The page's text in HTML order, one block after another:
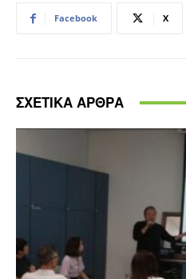
Facebook X
ΣΧΕΤΙΚΑ ΑΡΘΡΑ